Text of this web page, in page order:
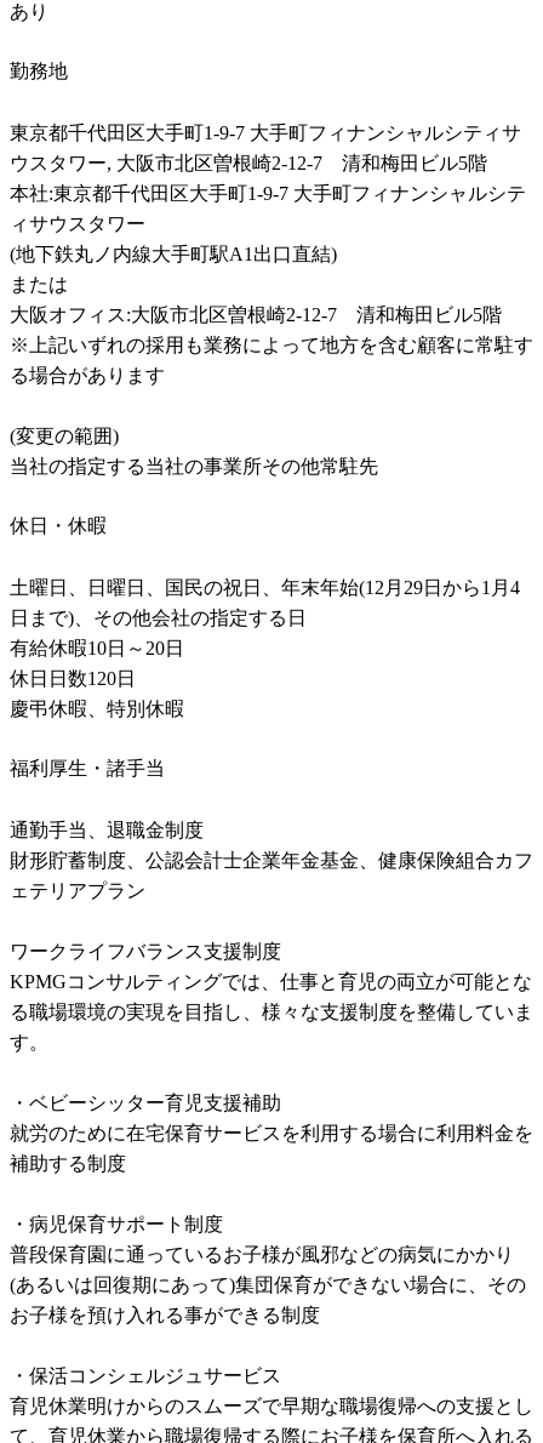
あり
勤務地
東京都千代田区大手町1-9-7 大手町フィナンシャルシティサ
ウスタワー, 大阪市北区曽根崎2-12-7　清和梅田ビル5階
本社:東京都千代田区大手町1-9-7 大手町フィナンシャルシテ
ィサウスタワー
(地下鉄丸ノ内線大手町駅A1出口直結)
または
大阪オフィス:大阪市北区曽根崎2-12-7　清和梅田ビル5階
※上記いずれの採用も業務によって地方を含む顧客に常駐す
る場合があります
(変更の範囲)
当社の指定する当社の事業所その他常駐先
休日・休暇
土曜日、日曜日、国民の祝日、年末年始(12月29日から1月4
日まで)、その他会社の指定する日
有給休暇10日～20日
休日日数120日
慶弔休暇、特別休暇
福利厚生・諸手当
通勤手当、退職金制度
財形貯蓄制度、公認会計士企業年金基金、健康保険組合カフ
ェテリアプラン
ワークライフバランス支援制度
KPMGコンサルティングでは、仕事と育児の両立が可能とな
る職場環境の実現を目指し、様々な支援制度を整備していま
す。
・ベビーシッター育児支援補助
就労のために在宅保育サービスを利用する場合に利用料金を
補助する制度
・病児保育サポート制度
普段保育園に通っているお子様が風邪などの病気にかかり
(あるいは回復期にあって)集団保育ができない場合に、その
お子様を預け入れる事ができる制度
・保活コンシェルジュサービス
育児休業明けからのスムーズで早期な職場復帰への支援とし
て、育児休業から職場復帰する際にお子様を保育所へ入れる